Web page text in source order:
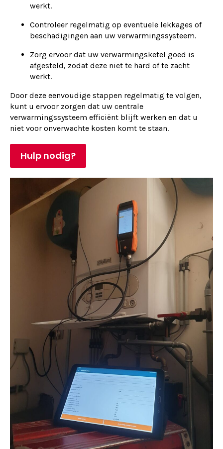
werkt.
Controleer regelmatig op eventuele lekkages of
beschadigingen aan uw verwarmingssysteem.
Zorg ervoor dat uw verwarmingsketel goed is
afgesteld, zodat deze niet te hard of te zacht
werkt.
Door deze eenvoudige stappen regelmatig te volgen,
kunt u ervoor zorgen dat uw centrale
verwarmingssysteem efficiënt blijft werken en dat u
niet voor onverwachte kosten komt te staan.
Hulp nodig?